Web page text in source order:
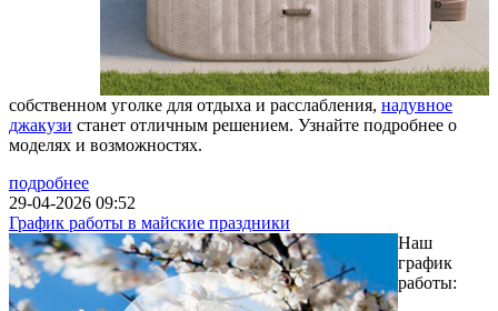
собственном уголке для отдыха и расслабления, надувное
джакузи станет отличным решением. Узнайте подробнее о
моделях и возможностях.
подробнее
29-04-2026 09:52
График работы в майские праздники
Наш
график
работы: